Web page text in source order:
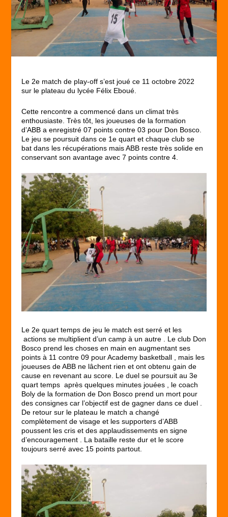
Le 2e match de play-off s’est joué ce 11 octobre 2022
sur le plateau du lycée Félix Eboué.
Cette rencontre a commencé dans un climat très
enthousiaste. Très tôt, les joueuses de la formation
d’ABB a enregistré 07 points contre 03 pour Don Bosco.
Le jeu se poursuit dans ce 1e quart et chaque club se
bat dans les récupérations mais ABB reste très solide en
conservant son avantage avec 7 points contre 4.
Le 2e quart temps de jeu le match est serré et les
actions se multiplient d’un camp à un autre . Le club Don
Bosco prend les choses en main en augmentant ses
points à 11 contre 09 pour Academy basketball , mais les
joueuses de ABB ne lâchent rien et ont obtenu gain de
cause en revenant au score. Le duel se poursuit au 3e
quart temps après quelques minutes jouées , le coach
Boly de la formation de Don Bosco prend un mort pour
des consignes car l’objectif est de gagner dans ce duel .
De retour sur le plateau le match a changé
complètement de visage et les supporters d’ABB
poussent les cris et des applaudissements en signe
d’encouragement . La bataille reste dur et le score
toujours serré avec 15 points partout.